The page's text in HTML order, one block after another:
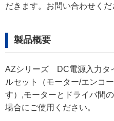
だきます。お問い合わせくだ
製品概要
AZシリーズ DC電源入力タ
ルセット（モーター/エンコ
す）,モーターとドライバ間
場合にご使用ください。